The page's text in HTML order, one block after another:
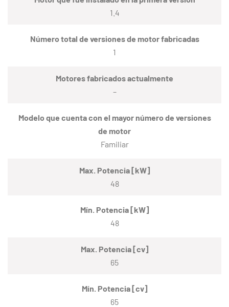
1.4
Número total de versiones de motor fabricadas
1
Motores fabricados actualmente
–
Modelo que cuenta con el mayor número de versiones
de motor
Familiar
Max. Potencia [kW]
48
Mín. Potencia [kW]
48
Max. Potencia [cv]
65
Mín. Potencia [cv]
65